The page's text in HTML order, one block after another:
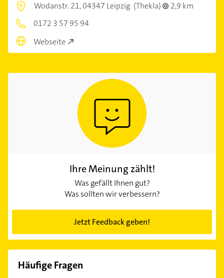
Wodanstr. 21,04347 Leipzig (Thekla)
2,9 km
0172 3 57 95 94
Webseite
Ihre Meinung zählt!
Was gefällt Ihnen gut?
Was sollten wir verbessern?
Jetzt Feedback geben!
Häufige Fragen